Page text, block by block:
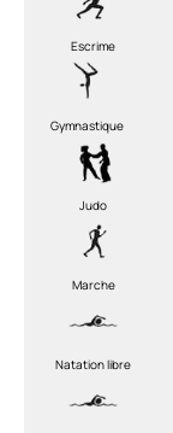
Escrime
Gymnastique
Judo
Marche
Natation libre